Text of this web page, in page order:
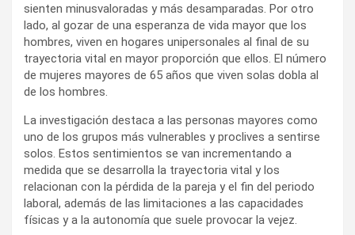
sienten minusvaloradas y más desamparadas. Por otro
lado, al gozar de una esperanza de vida mayor que los
hombres, viven en hogares unipersonales al final de su
trayectoria vital en mayor proporción que ellos. El número
de mujeres mayores de 65 años que viven solas dobla al
de los hombres.
La investigación destaca a las personas mayores como
uno de los grupos más vulnerables y proclives a sentirse
solos. Estos sentimientos se van incrementando a
medida que se desarrolla la trayectoria vital y los
relacionan con la pérdida de la pareja y el fin del periodo
laboral, además de las limitaciones a las capacidades
físicas y a la autonomía que suele provocar la vejez.